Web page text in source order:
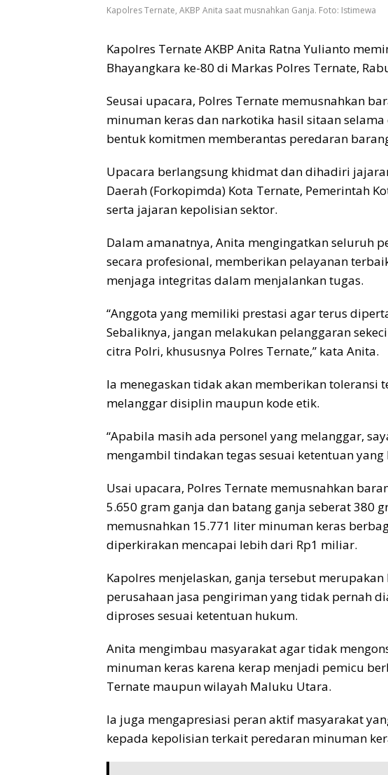
Kapolres Ternate, AKBP Anita saat musnahkan Ganja. Foto: Istimewa
Kapolres Ternate AKBP Anita Ratna Yulianto
Bhayangkara ke-80 di Markas Polres Ternate,
Seusai upacara, Polres Ternate memusnahkan
minuman keras dan narkotika hasil sitaan
bentuk komitmen memberantas peredaran
Upacara berlangsung khidmat dan dihadiri
Daerah (Forkopimda) Kota Ternate, Pemerintah
serta jajaran kepolisian sektor.
Dalam amanatnya, Anita mengingatkan seluruh
secara profesional, memberikan pelayanan
menjaga integritas dalam menjalankan tugas.
“Anggota yang memiliki prestasi agar terus
Sebaliknya, jangan melakukan pelanggaran
citra Polri, khususnya Polres Ternate,” kata Anita.
Ia menegaskan tidak akan memberikan toleransi
melanggar disiplin maupun kode etik.
“Apabila masih ada personel yang melanggar,
mengambil tindakan tegas sesuai ketentuan yang
Usai upacara, Polres Ternate memusnahkan
5.650 gram ganja dan batang ganja seberat 380
memusnahkan 15.771 liter minuman keras
diperkirakan mencapai lebih dari Rp1 miliar.
Kapolres menjelaskan, ganja tersebut
perusahaan jasa pengiriman yang tidak pernah
diproses sesuai ketentuan hukum.
Anita mengimbau masyarakat agar tidak
minuman keras karena kerap menjadi pemicu
Ternate maupun wilayah Maluku Utara.
Ia juga mengapresiasi peran aktif masyarakat
kepada kepolisian terkait peredaran minuman